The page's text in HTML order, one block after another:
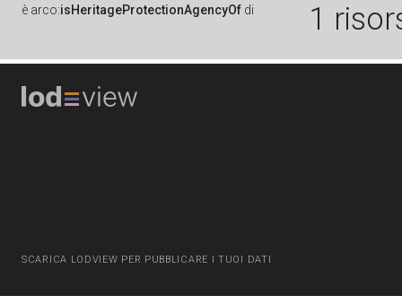
è arco:isHeritageProtectionAgencyOf di 1
SCARICA LODVIEW PER PUBBLICARE I TUOI DATI